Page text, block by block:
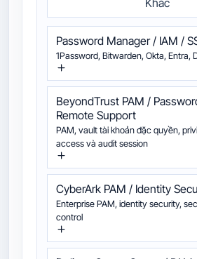
Password Manager / IAM /
1Password, Bitwarden, Okta, Entra,
BeyondTrust PAM /
Remote Support
PAM, vault tài khoản đặc quyền,
access và audit session
CyberArk PAM / Identity
Enterprise PAM, identity security,
control